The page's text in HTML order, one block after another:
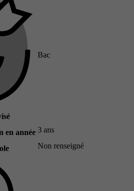
Bac
en année 3 ans
Non renseigné